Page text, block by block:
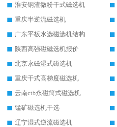
淮安钢渣微粉干式磁选机
重庆半逆流磁选机
广东平板水选磁选机结构
陕西高强磁磁选机报价
北京永磁湿式磁选机
重庆干式高梯度磁选机
云南ctb永磁筒式磁选机
锰矿磁选机干选
辽宁湿式逆流磁选机